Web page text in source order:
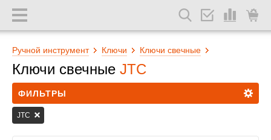
Ручной инструмент Ключи Ключи свечные
Ключи свечные JTC
ФИЛЬТРЫ
JTC